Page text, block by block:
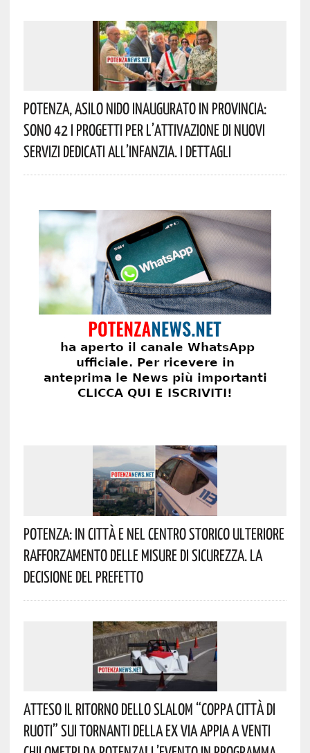
Potenza, Asilo Nido Inaugurato In Provincia:
Sono 42 I Progetti Per L’attivazione Di Nuovi
Servizi Dedicati All’infanzia. I Dettagli
Potenza: In Città E Nel Centro Storico Ulteriore
Rafforzamento Delle Misure Di Sicurezza. La
Decisione Del Prefetto
Atteso Il Ritorno Dello Slalom “Coppa Città Di
Ruoti” Sui Tornanti Della Ex Via Appia A Venti